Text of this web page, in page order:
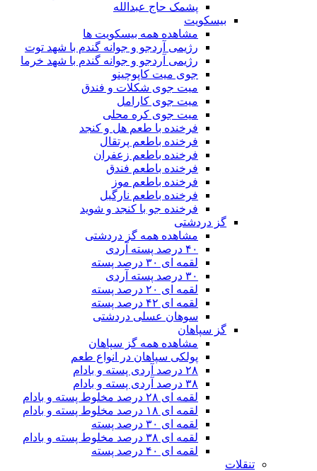
پشمک حاج عبدالله
بیسکویت
مشاهده همه بیسکویت ها
رژیمی آردجو و جوانه گندم با شهد توت
رژیمی آردجو و جوانه گندم با شهد خرما
جوی میت کاپوچینو
میت جوی شکلات و فندق
میت جوی کارامل
میت جوی کره محلی
فرخنده با طعم هل و کنجد
فرخنده باطعم پرتقال
فرخنده باطعم زعفران
فرخنده باطعم فندق
فرخنده باطعم موز
فرخنده باطعم نارگیل
فرخنده جو با کنجد و شوید
گز دردشتی
مشاهده همه گز دردشتی
۴۰ درصد پسته آردی
لقمه ای ۳۰ درصد پسته
۳۰ درصد پسته آردی
لقمه ای ۲۰ درصد پسته
لقمه ای ۴۲ درصد پسته
سوهان عسلی دردشتی
گز سپاهان
مشاهده همه گز سپاهان
پولکی سپاهان در انواع طعم
۲۸ درصد آردی پسته و بادام
۳۸ درصد آردی پسته و بادام
لقمه ای ۲۸ درصد مخلوط پسته و بادام
لقمه ای ۱۸ درصد مخلوط پسته و بادام
لقمه ای ۳۰ درصد پسته
لقمه ای ۳۸ درصد مخلوط پسته و بادام
لقمه ای ۴۰ درصد پسته
تنقلات